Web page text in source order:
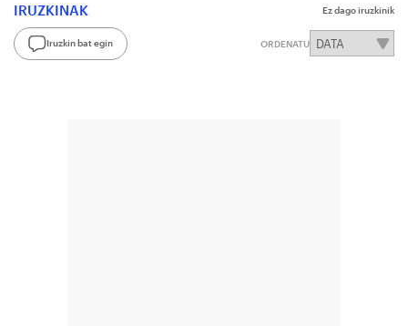
IRUZKINAK Ez dago iruzkinik
Iruzkin bat egin ORDENATU